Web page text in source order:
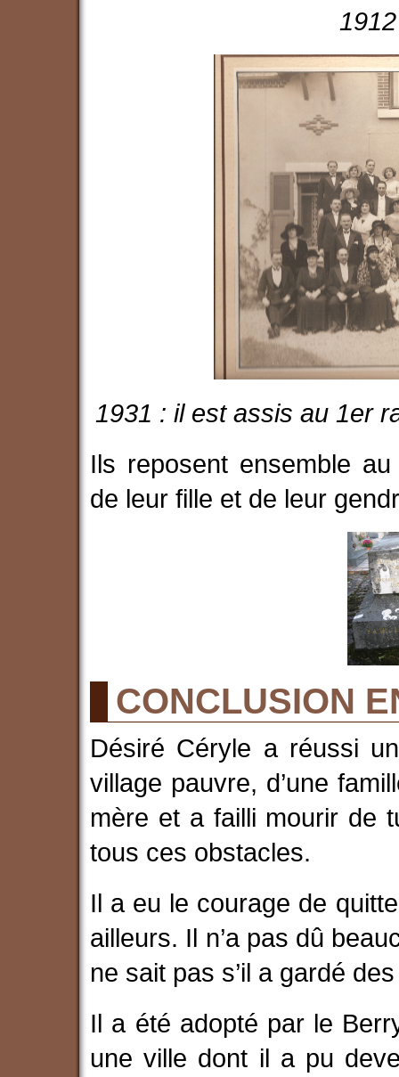
1931 : il est assis au 1er
Ils reposent ensemble au
de leur fille et de leur
CONCLUSION
Désiré Céryle a réussi
village pauvre, d’une
mère et a failli mourir de
tous ces obstacles.
Il a eu le courage de
ailleurs. Il n’a pas dû
ne sait pas s’il a gardé
Il a été adopté par le
une ville dont il a pu